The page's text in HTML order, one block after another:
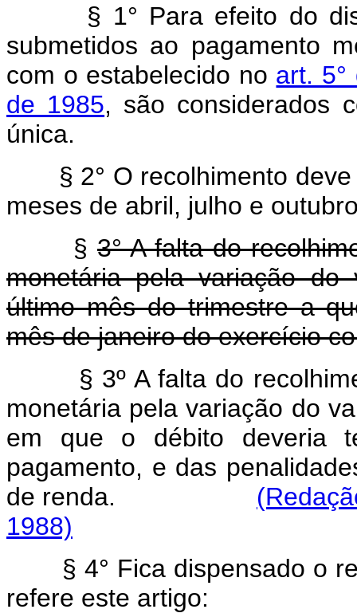
§ 1° Para efeito do
submetidos ao pagamento
com o estabelecido no art. 5°
de 1985, são considerados
única.
§ 2° O recolhimento
meses de abril, julho e
§ 3° A falta do
monetária pela variação
último mês do trimestre a
mês de janeiro do exercício
§ 3º A falta do
monetária pela variação do
em que o débito deveria
pagamento, e das
de renda.
1988)
§ 4° Fica dispensado o
refere este artigo: